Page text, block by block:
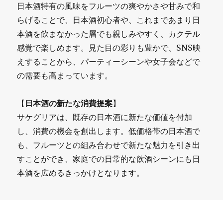
日本酒特有の風味をフルーツの爽やかさや甘みで和
らげることで、日本酒初心者や、これまであまり日
本酒を飲まなかった層でも親しみやすく、カクテル
感覚で楽しめます。見た目の彩りも豊かで、SNS映
えすることから、パーティーシーンや女子会などで
の需要も高まっています。
【 日本酒の新たな消費提案】
サケグリアは、既存の日本酒に新たな価値を付加
し、消費の機会を創出します。低価格帯の日本酒で
も、フルーツとの組み合わせで新たな魅力を引き出
すことができ、家庭での日常的な飲酒シーンにも日
本酒を広めるきっかけとなります。